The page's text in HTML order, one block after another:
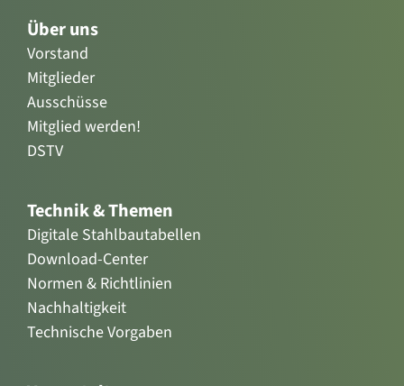
Mitglieder
Ausschüsse
Mitglied werden!
DSTV
Download-Center
Normen & Richtlinien
Nachhaltigkeit
Technische Vorgaben
Veranstaltungen